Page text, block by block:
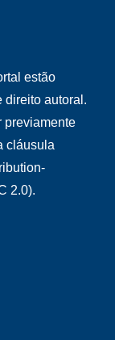
estão
direito autoral.
previamente
cláusula
2.0).